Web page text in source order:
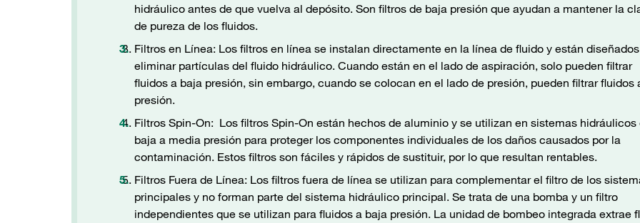
hidráulico antes de que vuelva al depósito. Son filtros de baja presión que ayudan a mantener la
de pureza de los fluidos.
Filtros en Línea: Los filtros en línea se instalan directamente en la línea de fluido y están
eliminar partículas del fluido hidráulico. Cuando están en el lado de aspiración, solo pueden filtrar
fluidos a baja presión, sin embargo, cuando se colocan en el lado de presión, pueden filtrar fluidos
presión.
Filtros Spin-On: Los filtros Spin-On están hechos de aluminio y se utilizan en sistemas hidráulicos
baja a media presión para proteger los componentes individuales de los daños causados por la
contaminación. Estos filtros son fáciles y rápidos de sustituir, por lo que resultan rentables.
Filtros Fuera de Línea: Los filtros fuera de línea se utilizan para complementar el filtro de los
principales y no forman parte del sistema hidráulico principal. Se trata de una bomba y un filtro
independientes que se utilizan para fluidos a baja presión. La unidad de bombeo integrada extrae